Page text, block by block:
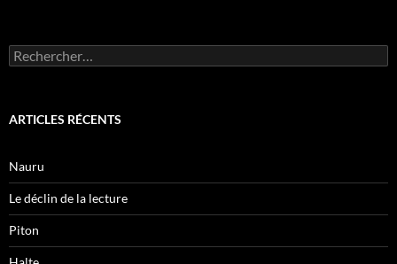
Rechercher :
ARTICLES RÉCENTS
Nauru
Le déclin de la lecture
Piton